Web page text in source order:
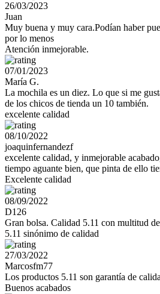
26/03/2023
Juan
Muy buena y muy cara.Podían haber
por lo menos
Atención inmejorable.
07/01/2023
María G.
La mochila es un diez. Lo que si me
de los chicos de tienda un 10 también.
excelente calidad
08/10/2022
joaquinfernandezf
excelente calidad, y inmejorable
tiempo aguante bien, que pinta de ello
Excelente calidad
08/09/2022
D126
Gran bolsa. Calidad 5.11 con multitud
5.11 sinónimo de calidad
27/03/2022
Marcosfm77
Los productos 5.11 son garantía de
Buenos acabados